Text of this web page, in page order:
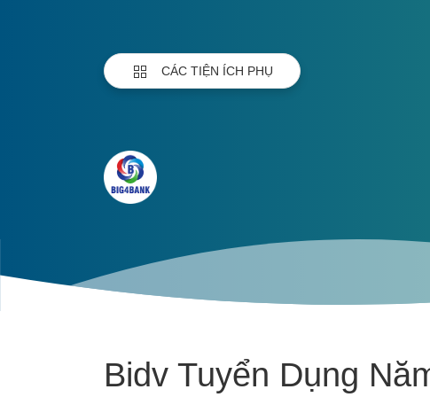
CÁC TIỆN ÍCH PHỤ
Bidv Tuyển Dụng